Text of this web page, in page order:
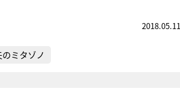
2018.05.11
ミタゾノ